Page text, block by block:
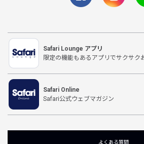
Safari Lounge アプリ
限定の機能もあるアプリでサクサク
Safari Online
Safari公式ウェブマガジン
よくある質問